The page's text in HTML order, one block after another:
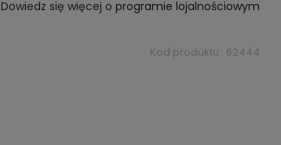
Dowiedz się więcej oprogramie lojalnościowym
Kod produktu: 62444